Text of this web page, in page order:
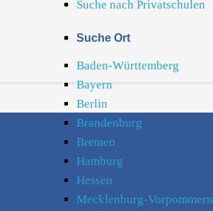
Suche nach Privatschulen
Suche Ort
Baden-Württemberg
Bayern
Berlin
Brandenburg
Bremen
Hamburg
Hessen
Mecklenburg-Vorpommern